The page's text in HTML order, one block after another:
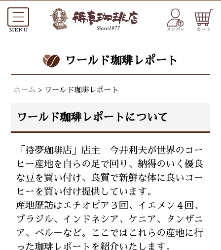
メンバー カート
ワールド珈琲レポート
ホーム > ワールド珈琲レポート
ワールド珈琲レポートについて
「待夢珈琲店」店主 今井利夫が世界のコー
ヒー産地を自らの足で回り、納得のいく優良
な豆を買い付け、良質で新鮮な体に良いコー
ヒーを買い付け提供しています。
産地歴訪はエチオピア３回、イエメン４回、
ブラジル、インドネシア、ケニア、タンザニ
ア、ペルーなど。ここではこれらの産地に行
った珈琲レポートを紹介いたします。